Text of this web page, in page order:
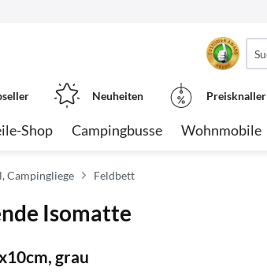
Neuheiten Preisknaller
Shop Campingbusse Wohnmobile
Campingliege Feldbett
Isomatte
grau